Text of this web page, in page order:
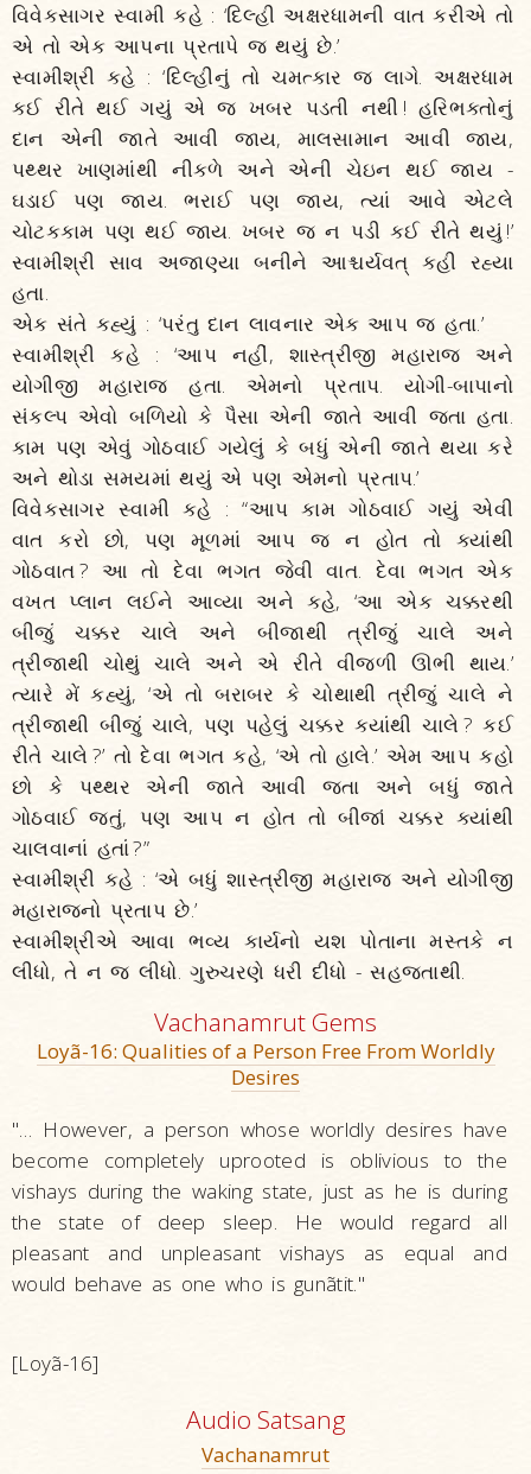
વિવેકસાગર સ્વામી કહે : ‘દિલ્હી અક્ષરધામની વાત કરીએ તો
એ તો એક આપના પ્રતાપે જ થયું છે.’
સ્વામીશ્રી કહે : ‘દિલ્હીનું તો ચમત્કાર જ લાગે. અક્ષરધામ
કઈ રીતે થઈ ગયું એ જ ખબર પડતી નથી ! હરિભક્તોનું
દાન એની જાતે આવી જાય, માલસામાન આવી જાય,
પથ્થર ખાણમાંથી નીકળે અને એની ચેઇન થઈ જાય -
ઘડાઈ પણ જાય. ભરાઈ પણ જાય, ત્યાં આવે એટલે
ચોટકકામ પણ થઈ જાય. ખબર જ ન પડી કઈ રીતે થયું !’
સ્વામીશ્રી સાવ અજાણ્યા બનીને આશ્ચર્યવત્ કહી રહ્યા
હતા.
એક સંતે કહ્યું : ‘પરંતુ દાન લાવનાર એક આપ જ હતા.’
સ્વામીશ્રી કહે : ‘આપ નહીં, શાસ્ત્રીજી મહારાજ અને
યોગીજી મહારાજ હતા. એમનો પ્રતાપ. યોગી-બાપાનો
સંકલ્પ એવો બળિયો કે પૈસા એની જાતે આવી જતા હતા.
કામ પણ એવું ગોઠવાઈ ગયેલું કે બધું એની જાતે થયા કરે
અને થોડા સમયમાં થયું એ પણ એમનો પ્રતાપ.’
વિવેકસાગર સ્વામી કહે : “આપ કામ ગોઠવાઈ ગયું એવી
વાત કરો છો, પણ મૂળમાં આપ જ ન હોત તો ક્યાંથી
ગોઠવાત ? આ તો દેવા ભગત જેવી વાત. દેવા ભગત એક
વખત પ્લાન લઈને આવ્યા અને કહે, ‘આ એક ચક્કરથી
બીજું ચક્કર ચાલે અને બીજાથી ત્રીજું ચાલે અને
ત્રીજાથી ચોથું ચાલે અને એ રીતે વીજળી ઊભી થાય.’
ત્યારે મેં કહ્યું, ‘એ તો બરાબર કે ચોથાથી ત્રીજું ચાલે ને
ત્રીજાથી બીજું ચાલે, પણ પહેલું ચક્કર ક્યાંથી ચાલે ? કઈ
રીતે ચાલે ?’ તો દેવા ભગત કહે, ‘એ તો હાલે.’ એમ આપ કહો
છો કે પથ્થર એની જાતે આવી જતા અને બધું જાતે
ગોઠવાઈ જતું, પણ આપ ન હોત તો બીજાં ચક્કર ક્યાંથી
ચાલવાનાં હતાં ?”
સ્વામીશ્રી કહે : ‘એ બધું શાસ્ત્રીજી મહારાજ અને યોગીજી
મહારાજનો પ્રતાપ છે.’
સ્વામીશ્રીએ આવા ભવ્ય કાર્યનો યશ પોતાના મસ્તકે ન
લીધો, તે ન જ લીધો. ગુરુચરણે ધરી દીધો - સહજતાથી.
Vachanamrut Gems
Loyã-16: Qualities of a Person Free From Worldly
Desires
"… However, a person whose worldly desires have
become completely uprooted is oblivious to the
vishays during the waking state, just as he is during
the state of deep sleep. He would regard all
pleasant and unpleasant vishays as equal and
would behave as one who is gunãtit."
[Loyã-16]
Audio Satsang
Vachanamrut